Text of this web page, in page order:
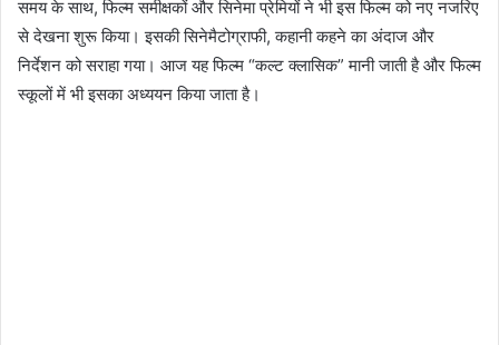
समय के साथ, फिल्म समीक्षकों और सिनेमा प्रेमियों ने भी इस फिल्म को नए नजरिए
से देखना शुरू किया। इसकी सिनेमैटोग्राफी, कहानी कहने का अंदाज और
निर्देशन को सराहा गया। आज यह फिल्म “कल्ट क्लासिक” मानी जाती है और फिल्म
स्कूलों में भी इसका अध्ययन किया जाता है।